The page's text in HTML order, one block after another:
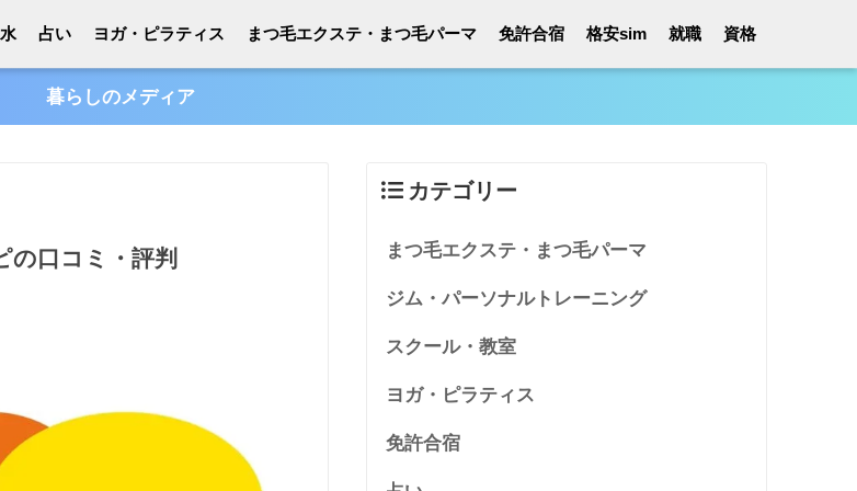
占い ヨガ・ピラティス まつ毛エクステ・まつ毛パーマ 免許合宿 格安sim 就職 資格
暮らしのメディア
の口コミ・評判
カテゴリー
まつ毛エクステ・まつ毛パーマ
ジム・パーソナルトレーニング
スクール・教室
ヨガ・ピラティス
免許合宿